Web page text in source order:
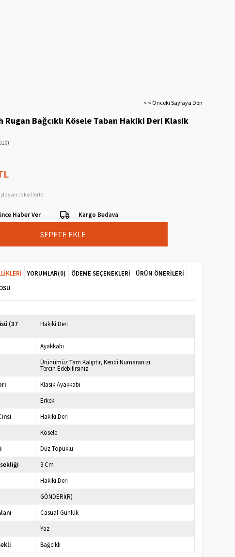
< < Önceki Sayfaya Dön
Rugan Bağcıklı Kösele Taban Hakiki Deri Klasik
taksitlerle
Haber Ver Kargo Bedava
YORUMLAR(0) ÖDEME SEÇENEKLERI
ÜRÜN ÖNERILERI
(37 Hakiki Deri
Ayakkabı
Ürünümüz Tam Kalıptır, Kendi Numaranızı
Tercih Edebilirsiniz.
Klasik Ayakkabı
Erkek
Hakiki Deri
Kösele
Düz Topuklu
3 Cm
Hakiki Deri
GÖNDERİ(R)
Casual-Günlük
Yaz
Bağcıklı